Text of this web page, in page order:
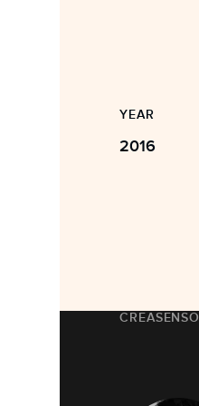
YEAR
2016
CREASENSO